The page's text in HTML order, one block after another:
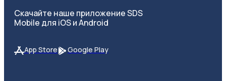
Скачайте наше приложение SDS
Mobile для iOS и Android
App Store Google Play